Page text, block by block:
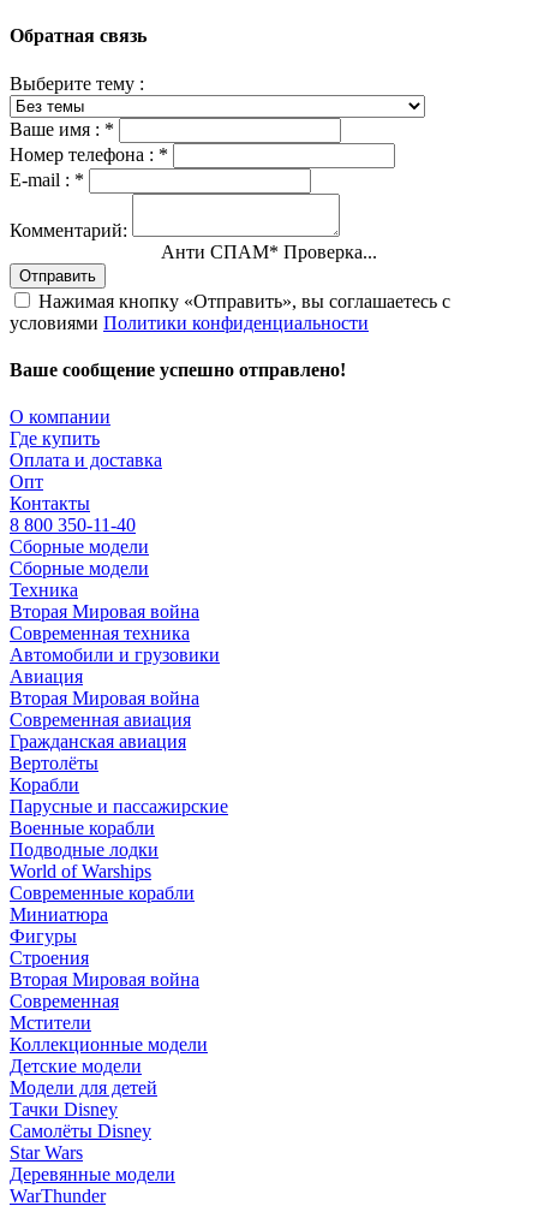
Обратная связь
Выберите тему :
Ваше имя : *
Номер телефона : *
E-mail : *
Комментарий:
Анти СПАМ* Проверка...
Отправить
Нажимая кнопку «Отправить», вы соглашаетесь с
условиями Политики конфиденциальности
Ваше сообщение успешно отправлено!
О компании
Где купить
Оплата и доставка
Опт
Контакты
8 800 350-11-40
Сборные модели
Сборные модели
Техника
Вторая Мировая война
Современная техника
Автомобили и грузовики
Авиация
Вторая Мировая война
Современная авиация
Гражданская авиация
Вертолёты
Корабли
Парусные и пассажирские
Военные корабли
Подводные лодки
World of Warships
Современные корабли
Миниатюра
Фигуры
Строения
Вторая Мировая война
Современная
Мстители
Коллекционные модели
Детские модели
Модели для детей
Тачки Disney
Самолёты Disney
Star Wars
Деревянные модели
WarThunder